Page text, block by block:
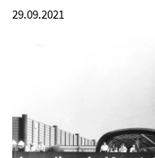
29.09.2021